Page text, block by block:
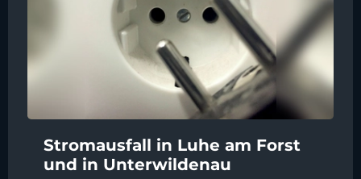
Stromausfall in Luhe am Forst
und in Unterwildenau